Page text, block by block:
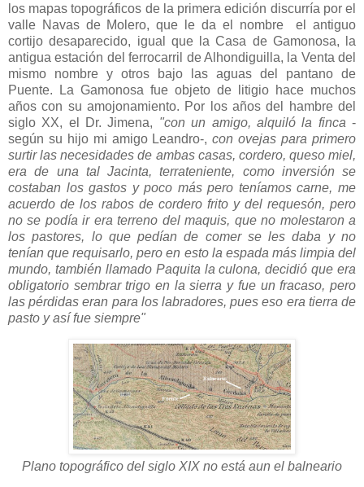
los mapas topográficos de la primera edición discurría por el
valle Navas de Molero, que le da el nombre el antiguo
cortijo desaparecido, igual que la Casa de Gamonosa, la
antigua estación del ferrocarril de Alhondiguilla, la Venta del
mismo nombre y otros bajo las aguas del pantano de
Puente. La Gamonosa fue objeto de litigio hace muchos
años con su amojonamiento. Por los años del hambre del
siglo XX, el Dr. Jimena, "con un amigo, alquiló la finca-
según su hijo mi amigo Leandro-, con ovejas para primero
surtir las necesidades de ambas casas, cordero, queso miel,
era de una tal Jacinta, terrateniente, como inversión se
costaban los gastos y poco más pero teníamos carne, me
acuerdo de los rabos de cordero frito y del requesón, pero
no se podía ir era terreno del maquis, que no molestaron a
los pastores, lo que pedían de comer se les daba y no
tenían que requisarlo, pero en esto la espada más limpia del
mundo, también llamado Paquita la culona, decidió que era
obligatorio sembrar trigo en la sierra y fue un fracaso, pero
las pérdidas eran para los labradores, pues eso era tierra de
pasto y así fue siempre"
Plano topográfico del siglo XIX no está aun el balneario